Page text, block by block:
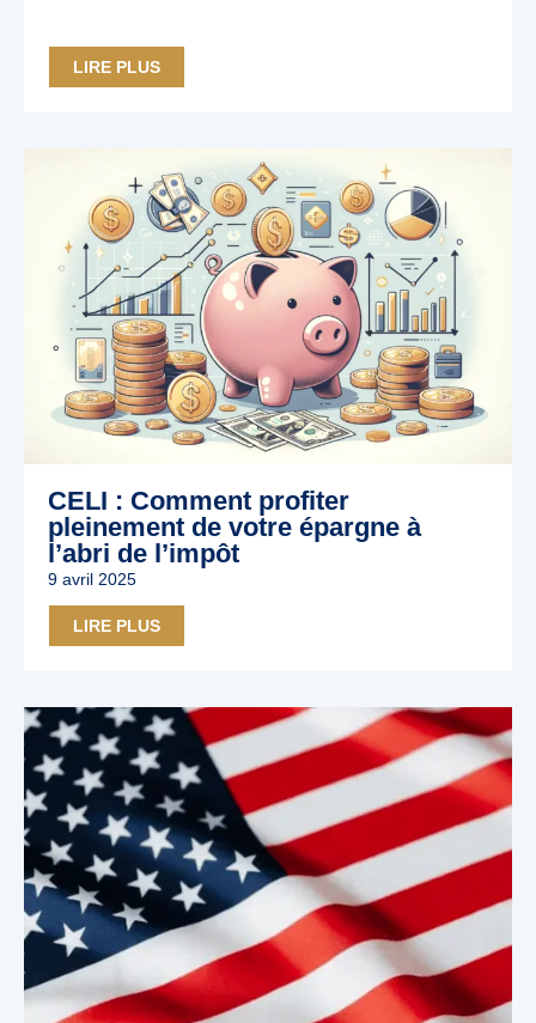
LIRE PLUS
CELI : Comment profiter
pleinement de votre épargne à
l’abri de l’impôt
9 avril 2025
LIRE PLUS